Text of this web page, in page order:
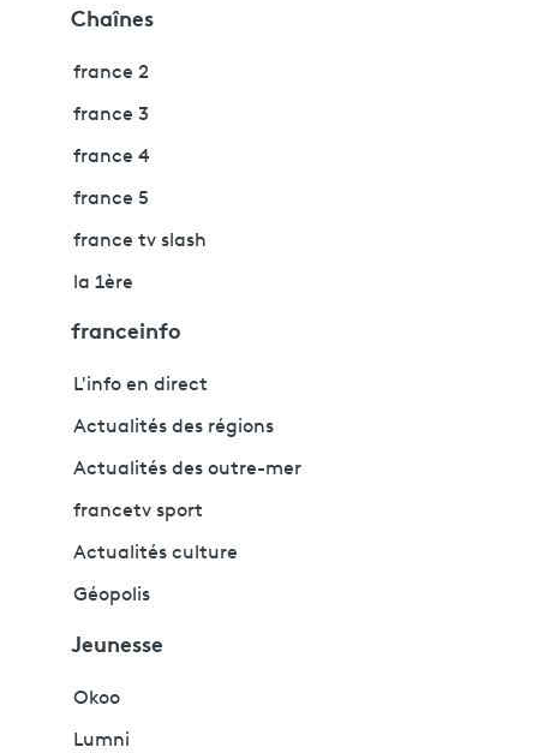
Chaînes
france 2
france 3
france 4
france 5
france tv slash
la 1ère
franceinfo
L'info en direct
Actualités des régions
Actualités des outre-mer
francetv sport
Actualités culture
Géopolis
Jeunesse
Okoo
Lumni